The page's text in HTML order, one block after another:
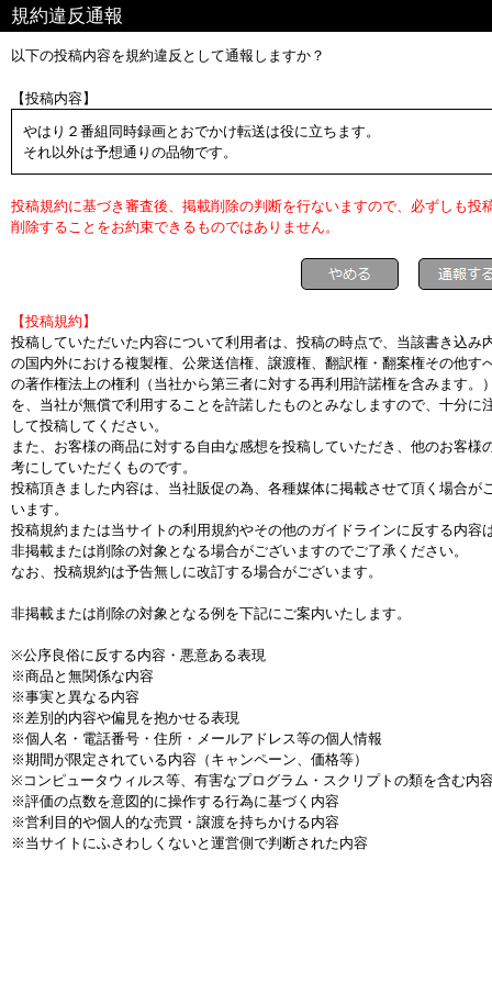
規約違反通報
以下の投稿内容を規約違反として通報しますか？
【投稿内容】
やはり２番組同時録画とおでかけ転送は役に立ちます。
それ以外は予想通りの品物です。
投稿規約に基づき審査後、掲載削除の判断を行ないますので、必ずしも投
削除することをお約束できるものではありません。
【投稿規約】
投稿していただいた内容について利用者は、投稿の時点で、当該書き込み
の国内外における複製権、公衆送信権、譲渡権、翻訳権・翻案権その他す
の著作権法上の権利（当社から第三者に対する再利用許諾権を含みます。
を、当社が無償で利用することを許諾したものとみなしますので、十分に
して投稿してください。
また、お客様の商品に対する自由な感想を投稿していただき、他のお客様
考にしていただくものです。
投稿頂きました内容は、当社販促の為、各種媒体に掲載させて頂く場合が
います。
投稿規約または当サイトの利用規約やその他のガイドラインに反する内容
非掲載または削除の対象となる場合がございますのでご了承ください。
なお、投稿規約は予告無しに改訂する場合がございます。
非掲載または削除の対象となる例を下記にご案内いたします。
※公序良俗に反する内容・悪意ある表現
※商品と無関係な内容
※事実と異なる内容
※差別的内容や偏見を抱かせる表現
※個人名・電話番号・住所・メールアドレス等の個人情報
※期間が限定されている内容（キャンペーン、価格等）
※コンピュータウィルス等、有害なプログラム・スクリプトの類を含む内
※評価の点数を意図的に操作する行為に基づく内容
※営利目的や個人的な売買・譲渡を持ちかける内容
※当サイトにふさわしくないと運営側で判断された内容